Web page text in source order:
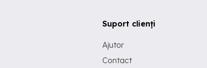
Suport clienți
Ajutor
Contact